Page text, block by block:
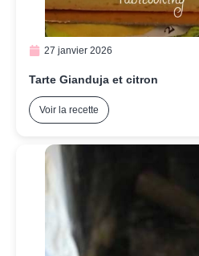
27 janvier 2026
Tarte Gianduja et citron
Voir la recette